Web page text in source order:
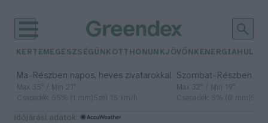
KERTEM EGÉSZSÉGÜNK OTTHONUNKJÖVŐNK ENERGIA
Ma– Részben napos, heves zivatarokkal
Max 35° / Min 21°
Csapadék: 55% (1 mm)Szél: 15 km/h
Szombat– Részben
Max 32° / Min 19°
Csapadék: 5% (0 mm)
időjárási adatok: